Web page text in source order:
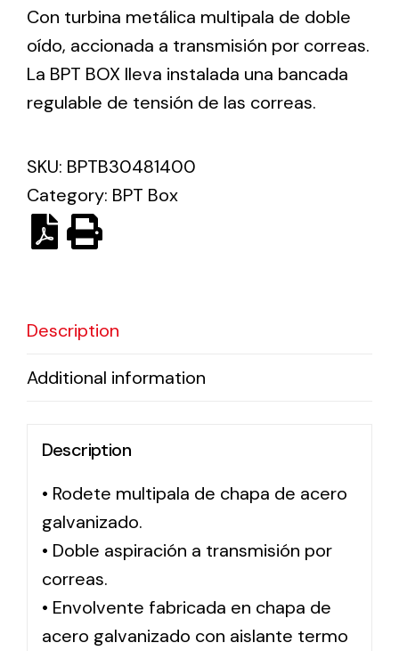
meant a greater offer of ventilation products for
different uses
Iluminación Solar
de necesidades.
Solar lighting
Variety of solar solutions for all kinds of needs.
Con turbina metálica multipala de doble
oído, accionada a transmisión por correas.
La BPT BOX lleva instalada una bancada
regulable de tensión de las correas.
SKU: BPTB30481400
Category: BPT Box
Description
Additional information
Description
• Rodete multipala de chapa de acero
galvanizado.
• Doble aspiración a transmisión por
correas.
• Envolvente fabricada en chapa de
acero galvanizado con aislante termo